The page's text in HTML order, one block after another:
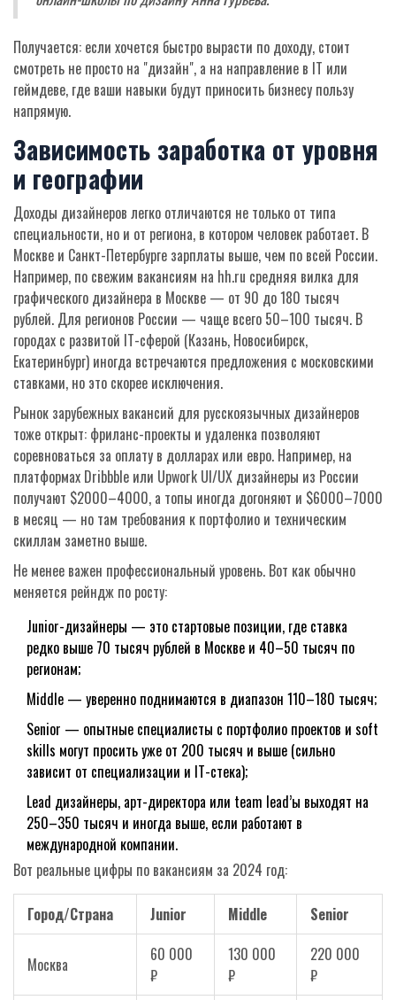
Получается: если хочется быстро вырасти по доходу, стоит
смотреть не просто на "дизайн", а на направление в IT или
геймдеве, где ваши навыки будут приносить бизнесу пользу
напрямую.
Зависимость заработка от уровня
и географии
Доходы дизайнеров легко отличаются не только от типа
специальности, но и от региона, в котором человек работает. В
Москве и Санкт-Петербурге зарплаты выше, чем по всей России.
Например, по свежим вакансиям на hh.ru средняя вилка для
графического дизайнера в Москве — от 90 до 180 тысяч
рублей. Для регионов России — чаще всего 50–100 тысяч. В
городах с развитой IT-сферой (Казань, Новосибирск,
Екатеринбург) иногда встречаются предложения с московскими
ставками, но это скорее исключения.
Рынок зарубежных вакансий для русскоязычных дизайнеров
тоже открыт: фриланс-проекты и удаленка позволяют
соревноваться за оплату в долларах или евро. Например, на
платформах Dribbble или Upwork UI/UX дизайнеры из России
получают $2000–4000, а топы иногда догоняют и $6000–7000
в месяц — но там требования к портфолио и техническим
скиллам заметно выше.
Не менее важен профессиональный уровень. Вот как обычно
меняется рейндж по росту:
Junior-дизайнеры — это стартовые позиции, где ставка
редко выше 70 тысяч рублей в Москве и 40–50 тысяч по
регионам;
Middle — уверенно поднимаются в диапазон 110–180 тысяч;
Senior — опытные специалисты с портфолио проектов и soft
skills могут просить уже от 200 тысяч и выше (сильно
зависит от специализации и IT-стека);
Lead дизайнеры, арт-директора или team lead’ы выходят на
250–350 тысяч и иногда выше, если работают в
международной компании.
Вот реальные цифры по вакансиям за 2024 год:
Город/Страна Junior Middle Senior
Москва
60 000
₽
130 000
₽
220 000
₽